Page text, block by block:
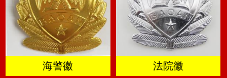
海警徽 法院徽